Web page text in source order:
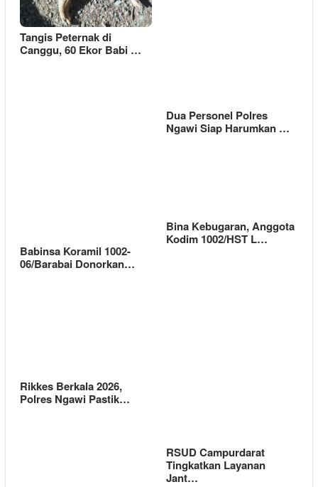
Tangis Peternak di
Canggu, 60 Ekor Babi …
Dua Personel Polres
Ngawi Siap Harumkan …
Babinsa Koramil 1002-
06/Barabai Donorkan…
Bina Kebugaran, Anggota
Kodim 1002/HST L…
Rikkes Berkala 2026,
Polres Ngawi Pastik…
RSUD Campurdarat
Tingkatkan Layanan
Jant…